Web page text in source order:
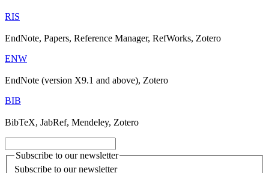
RIS
EndNote, Papers, Reference Manager, RefWorks, Zotero
ENW
EndNote (version X9.1 and above), Zotero
BIB
BibTeX, JabRef, Mendeley, Zotero
Subscribe to our newsletter
Subscribe to our newsletter